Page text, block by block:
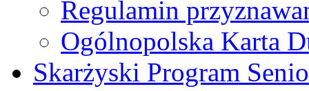
Regulamin
Ogólnopolska Karta
Skarżyski Program